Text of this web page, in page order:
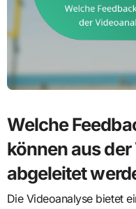
Welche
können aus
abgeleitet
Die Videoanalyse bietet